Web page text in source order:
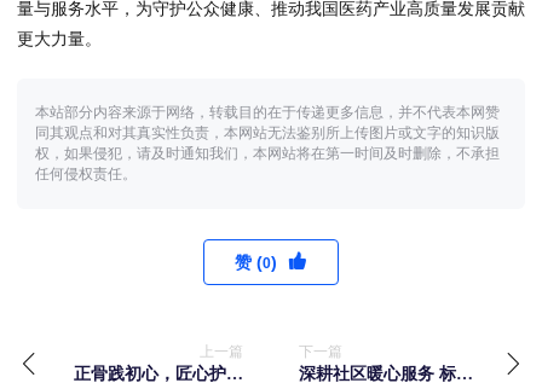
量与服务水平，为守护公众健康、推动我国医药产业高质量发展贡献
更大力量。
本站部分内容来源于网络，转载目的在于传递更多信息，并不代表本网赞
同其观点和对其真实性负责，本网站无法鉴别所上传图片或文字的知识版
权，如果侵犯，请及时通知我们，本网站将在第一时间及时删除，不承担
任何侵权责任。
赞 (0)
上一篇
正骨践初心，匠心护安
下一篇
深耕社区暖心服务 标杆